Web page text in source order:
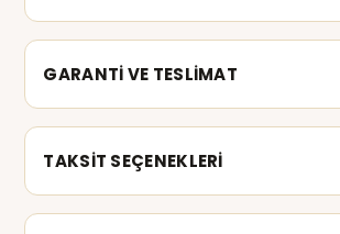
GARANTİ VE TESLİMAT
TAKSİT SEÇENEKLERİ